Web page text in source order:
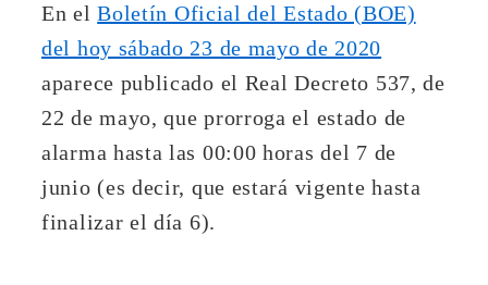
En elBoletín Oficial del Estado (BOE)
del hoy sábado 23 de mayo de 2020
aparece publicado el Real Decreto 537, de
22 de mayo, que prorroga el estado de
alarma hasta las 00:00 horas del 7 de
junio (es decir, que estará vigente hasta
finalizar el día 6).